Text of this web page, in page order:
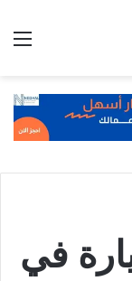
في